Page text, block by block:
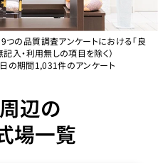
つの品質調査アンケートにおける「良
記入・利用無しの項目を除く）
の期間1,031件のアンケート
辺の
場一覧